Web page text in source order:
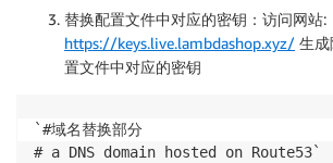
替换配置文件中对应的密钥：访问网站:
https://keys.live.lambdashop.xyz/ 生
置文件中对应的密钥
`#域名替换部分
# a DNS domain hosted on Route53`